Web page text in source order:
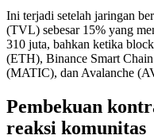
Ini terjadi setelah jaringan
(TVL) sebesar 15% yang
310 juta, bahkan ketika
(ETH), Binance Smart
(MATIC), dan Avalanche
Pembekuan
reaksi komunitas